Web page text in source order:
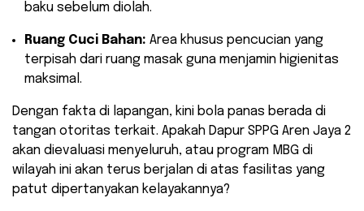
baku sebelum diolah.
Ruang Cuci Bahan: Area khusus pencucian yang
terpisah dari ruang masak guna menjamin higienitas
maksimal.
​Dengan fakta di lapangan, kini bola panas berada di
tangan otoritas terkait. Apakah Dapur SPPG Aren Jaya 2
akan dievaluasi menyeluruh, atau program MBG di
wilayah ini akan terus berjalan di atas fasilitas yang
patut dipertanyakan kelayakannya?